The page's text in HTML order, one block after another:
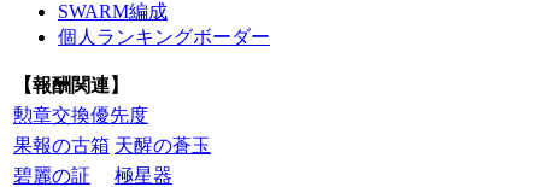
SWARM編成
個人ランキングボーダー
【報酬関連】
勲章交換優先度
果報の古箱 天醒の蒼玉
碧麗の証
極星器